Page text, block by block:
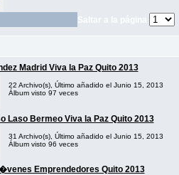
Saltar a la página
Madrid Viva la Paz Quito 2013
22 Archivo(s), Último añadido el Junio 15, 2013
Álbum visto 97 veces
Laso Bermeo Viva la Paz Quito 2013
31 Archivo(s), Último añadido el Junio 15, 2013
Álbum visto 96 veces
Emprendedores Quito 2013